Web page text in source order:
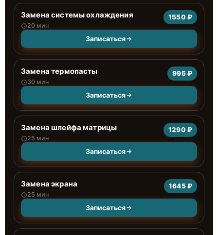
Замена системы охлаждения
20 мин
1550 ₽
Записаться
Замена термопасты
30 мин
995 ₽
Записаться
Замена шлейфа матрицы
25 мин
1290 ₽
Записаться
Замена экрана
25 мин
1645 ₽
Записаться